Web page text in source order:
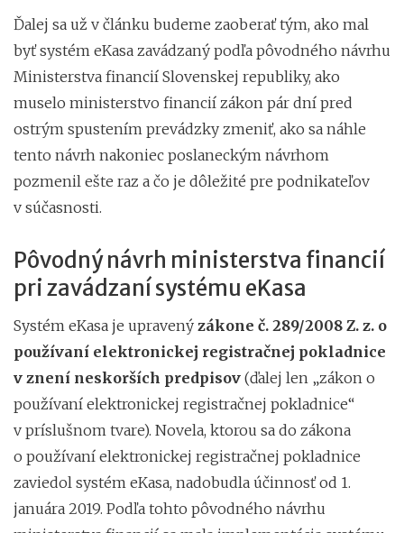
Ďalej sa už v článku budeme zaoberať tým, ako mal
byť systém eKasa zavádzaný podľa pôvodného návrhu
Ministerstva financií Slovenskej republiky, ako
muselo ministerstvo financií zákon pár dní pred
ostrým spustením prevádzky zmeniť, ako sa náhle
tento návrh nakoniec poslaneckým návrhom
pozmenil ešte raz a čo je dôležité pre podnikateľov
v súčasnosti.
Pôvodný návrh ministerstva financií
pri zavádzaní systému eKasa
Systém eKasa je upravený zákone č. 289/2008 Z. z. o
používaní elektronickej registračnej pokladnice
v znení neskorších predpisov (ďalej len „zákon o
používaní elektronickej registračnej pokladnice“
v príslušnom tvare). Novela, ktorou sa do zákona
o používaní elektronickej registračnej pokladnice
zaviedol systém eKasa, nadobudla účinnosť od 1.
januára 2019. Podľa tohto pôvodného návrhu